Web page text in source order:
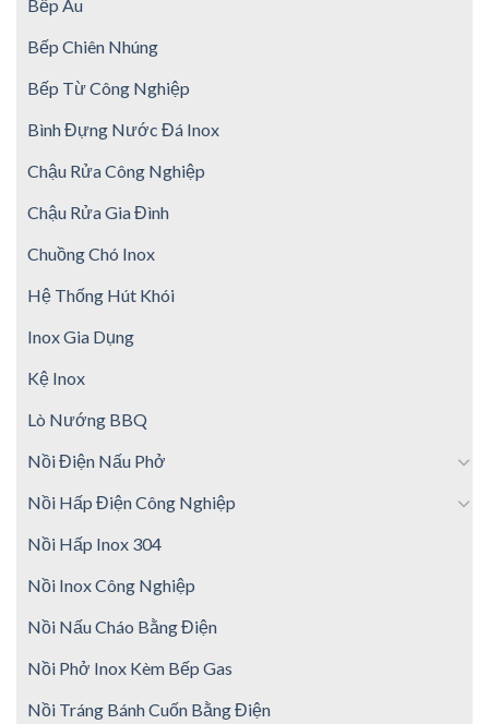
Bếp Âu
Bếp Chiên Nhúng
Bếp Từ Công Nghiệp
Bình Đựng Nước Đá Inox
Chậu Rửa Công Nghiệp
Chậu Rửa Gia Đình
Chuồng Chó Inox
Hệ Thống Hút Khói
Inox Gia Dụng
Kệ Inox
Lò Nướng BBQ
Nồi Điện Nấu Phở
Nồi Hấp Điện Công Nghiệp
Nồi Hấp Inox 304
Nồi Inox Công Nghiệp
Nồi Nấu Cháo Bằng Điện
Nồi Phở Inox Kèm Bếp Gas
Nồi Tráng Bánh Cuốn Bằng Điện